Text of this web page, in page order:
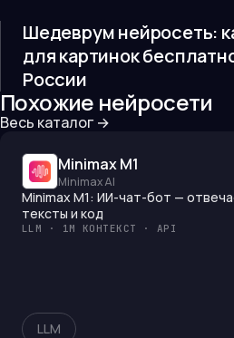
Шедеврум нейросеть:
для картинок
России
Похожие нейросети
Весь каталог →
Minimax M1
Minimax AI
Minimax M1: ИИ-чат-бот —
тексты и код
LLM · 1M КОНТЕКСТ · API
LLM